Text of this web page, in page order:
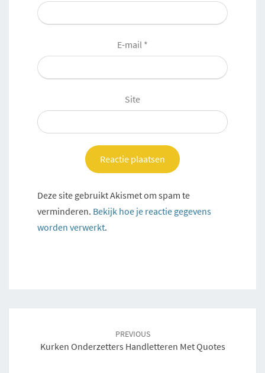
E-mail *
Site
Deze site gebruikt Akismet om spam te
verminderen. Bekijk hoe je reactie gegevens
worden verwerkt.
PREVIOUS
Kurken Onderzetters Handletteren Met Quotes